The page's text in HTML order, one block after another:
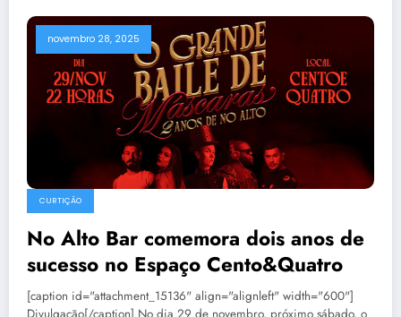
novembro 28, 2025
CURTIÇÃO
No Alto Bar comemora dois anos de
sucesso no Espaço Cento&Quatro
[caption id="attachment_15136" align="alignleft" width="600"]